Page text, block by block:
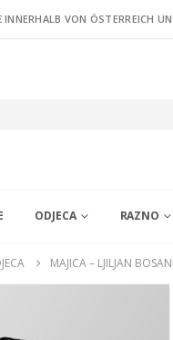
VON ÖSTERREICH
ODJECA RAZNO
MAJICA – LJILJAN